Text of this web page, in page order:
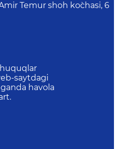
Temur shoh ko`chasi, 6
saytdagi
havola